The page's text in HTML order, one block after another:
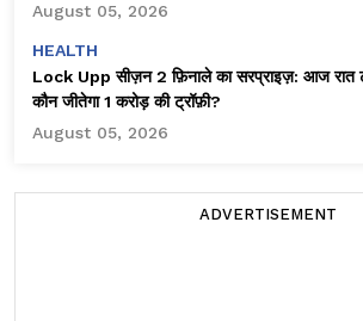
August 05, 2026
HEALTH
Lock Upp सीज़न 2 फ़िनाले का सरप्राइज़: आज रात
कौन जीतेगा ₹1 करोड़ की ट्रॉफ़ी?
August 05, 2026
ADVERTISEMENT